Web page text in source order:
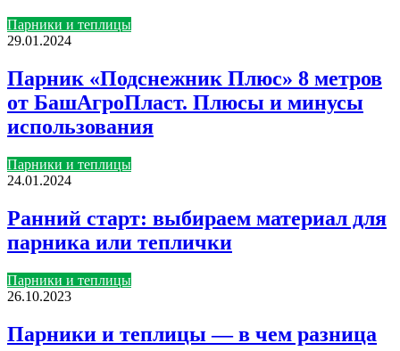
Парники и теплицы
29.01.2024
Парник «Подснежник Плюс» 8 метров
от БашАгроПласт. Плюсы и минусы
использования
Парники и теплицы
24.01.2024
Ранний старт: выбираем материал для
парника или теплички
Парники и теплицы
26.10.2023
Парники и теплицы — в чем разница